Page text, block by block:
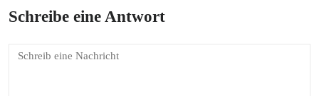
Schreibe eine Antwort